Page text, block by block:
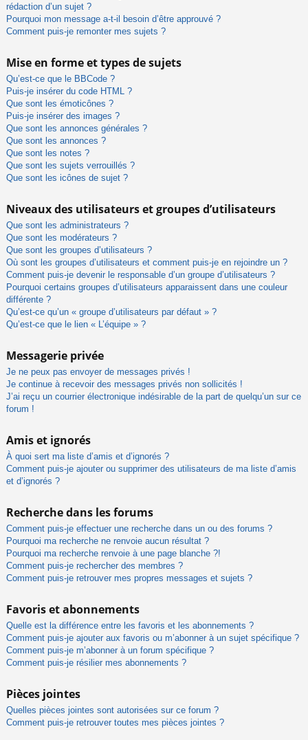
rédaction d’un sujet ?
Pourquoi mon message a-t-il besoin d’être approuvé ?
Comment puis-je remonter mes sujets ?
Mise en forme et types de sujets
Qu’est-ce que le BBCode ?
Puis-je insérer du code HTML ?
Que sont les émoticônes ?
Puis-je insérer des images ?
Que sont les annonces générales ?
Que sont les annonces ?
Que sont les notes ?
Que sont les sujets verrouillés ?
Que sont les icônes de sujet ?
Niveaux des utilisateurs et groupes d’utilisateurs
Que sont les administrateurs ?
Que sont les modérateurs ?
Que sont les groupes d’utilisateurs ?
Où sont les groupes d’utilisateurs et comment puis-je en rejoindre un ?
Comment puis-je devenir le responsable d’un groupe d’utilisateurs ?
Pourquoi certains groupes d’utilisateurs apparaissent dans une couleur
différente ?
Qu’est-ce qu’un « groupe d’utilisateurs par défaut » ?
Qu’est-ce que le lien « L’équipe » ?
Messagerie privée
Je ne peux pas envoyer de messages privés !
Je continue à recevoir des messages privés non sollicités !
J’ai reçu un courrier électronique indésirable de la part de quelqu’un sur ce
forum !
Amis et ignorés
À quoi sert ma liste d’amis et d’ignorés ?
Comment puis-je ajouter ou supprimer des utilisateurs de ma liste d’amis
et d’ignorés ?
Recherche dans les forums
Comment puis-je effectuer une recherche dans un ou des forums ?
Pourquoi ma recherche ne renvoie aucun résultat ?
Pourquoi ma recherche renvoie à une page blanche ?!
Comment puis-je rechercher des membres ?
Comment puis-je retrouver mes propres messages et sujets ?
Favoris et abonnements
Quelle est la différence entre les favoris et les abonnements ?
Comment puis-je ajouter aux favoris ou m’abonner à un sujet spécifique ?
Comment puis-je m’abonner à un forum spécifique ?
Comment puis-je résilier mes abonnements ?
Pièces jointes
Quelles pièces jointes sont autorisées sur ce forum ?
Comment puis-je retrouver toutes mes pièces jointes ?